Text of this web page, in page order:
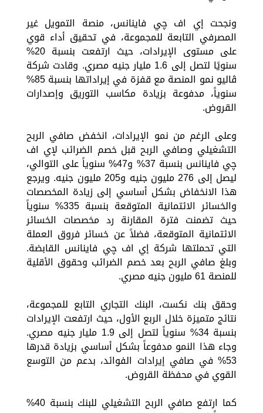
ونجحت إي اف چي فاينانس، منصة التمويل غير
المصرفي التابعة للمجموعة، في تحقيق أداء قوي
على مستوى الإيرادات، حيث ارتفعت بنسبة 20%
سنويًا لتصل إلى 1.6 مليار جنيه مصري. وقادت شركة
ڤاليو نمو المنصة مع قفزة في إيراداتها بنسبة 85%
سنوياً، مدفوعة بزيادة مكاسب التوريق وإصدارات
القروض.
وعلى الرغم من نمو الإيرادات، انخفض صافي الربح
التشغيلي وصافي الربح قبل خصم الضرائب لإي اف
چي فاينانس بنسبة 37% و47% سنوياً على التوالي،
ليصل إلى 276 مليون جنيه و205 مليون جنيه. ويرجع
هذا الانخفاض بشكل أساسي إلى زيادة المخصصات
والخسائر الائتمانية المتوقعة بنسبة 335% سنوياً
حيث تضمنت فترة المقارنة رد مخصصات الخسائر
الائتمانية المتوقعة، فضلاً عن خسائر فروق العملة
التي تحملتها شركة إي اف چي فاينانس القابضة.
وبلغ صافي الربح بعد خصم الضرائب وحقوق الأقلية
للمنصة 61 مليون جنيه مصري.
وحقق بنك نكست، البنك التجاري التابع للمجموعة،
نتائج متميزة خلال الربع الأول، حيث ارتفعت الإيرادات
بنسبة 34% سنوياً لتصل إلى 1.9 مليار جنيه مصري.
وجاء هذا النمو مدفوعاً بشكل أساسي بزيادة قدرها
53% في صافي إيرادات الفوائد، بدعم من التوسع
القوي في محفظة القروض.
كما ارتفع صافي الربح التشغيلي للبنك بنسبة 40%